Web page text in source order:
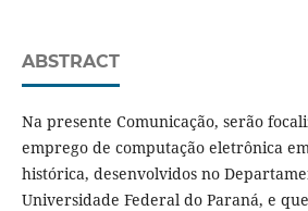
ABSTRACT
Na presente Comunicação, serão
emprego de computação eletrônica
histórica, desenvolvidos no
Universidade Federal do Paraná, e